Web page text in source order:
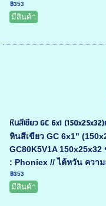
฿353
มีสินค้า
หินสีเขียว GC 6x1
หินสีเขียว GC 6x1"
GC80K5V1A
: Phoniex // ไต้หวัน ความ
฿353
มีสินค้า